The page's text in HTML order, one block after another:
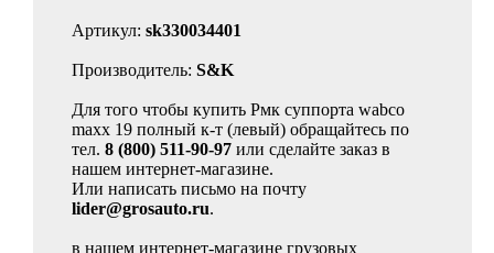
Артикул: sk330034401
Производитель: S&K
Для того чтобы купить Рмк суппорта wabco
maxx 19 полный к-т (левый) обращайтесь по
тел. 8 (800) 511-90-97 или сделайте заказ в
нашем интернет-магазине.
Или написать письмо на почту
lider@grosauto.ru.
в нашем интернет-магазине грузовых